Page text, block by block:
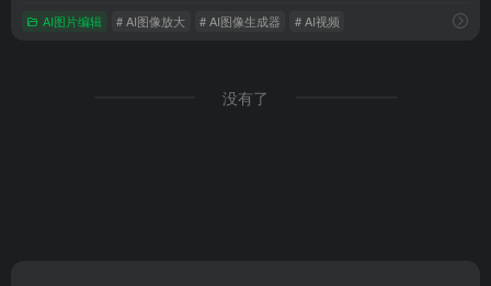
AI图片编辑 # AI图像放大 # AI图像生成器 # AI视频
没有了